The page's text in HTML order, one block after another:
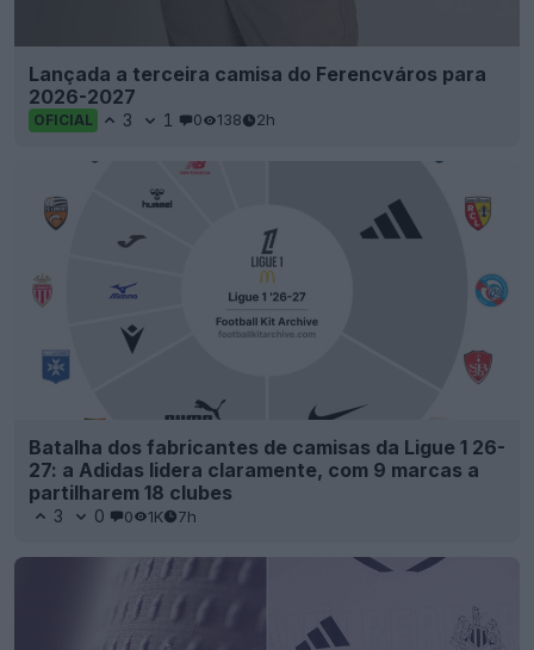
Lançada a terceira camisa do Ferencváros para
2026-2027
OFICIAL 3 1 0 138 2h
Batalha dos fabricantes de camisas da Ligue 1 26-
27: a Adidas lidera claramente, com 9 marcas a
partilharem 18 clubes
3 0 0 1K 7h